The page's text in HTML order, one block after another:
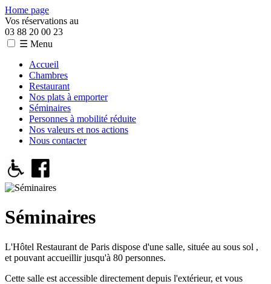
Home page
Vos réservations au
03 88 20 00 23
☰ Menu
Accueil
Chambres
Restaurant
Nos plats à emporter
Séminaires
Personnes à mobilité réduite
Nos valeurs et nos actions
Nous contacter
Séminaires
L'Hôtel Restaurant de Paris dispose d'une salle, située au sous sol ,
et pouvant accueillir jusqu'à 80 personnes.
Cette salle est accessible directement depuis l'extérieur, et vous